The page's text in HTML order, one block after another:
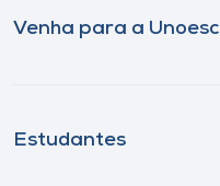
Venha para a Unoesc
Estudantes